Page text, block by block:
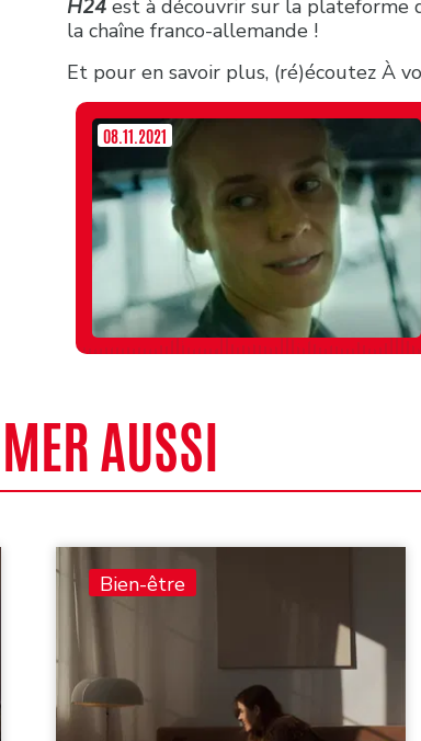
H24 est à découvrir sur la plateforme
la chaîne franco-allemande !
Et pour en savoir plus, (ré)écoutez À
08.11.2021
AUSSI
Bien-être